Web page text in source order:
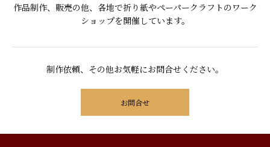
作品制作、販売の他、各地で折り紙やペーパークラフトのワーク
ショップを開催しています。
制作依頼、その他お気軽にお問合せください。
お問合せ